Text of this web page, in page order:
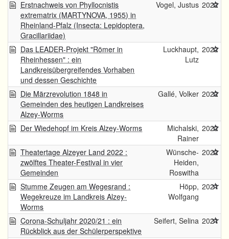
Erstnachweis von Phyllocnistis
extrematrix (MARTYNOVA, 1955) in
Rheinland-Pfalz (Insecta: Lepidoptera,
Gracillariidae)
Vogel, Justus 2022
Das LEADER-Projekt "Römer in
Rheinhessen" : ein
Landkreisübergreifendes Vorhaben
und dessen Geschichte
Luckhaupt,
Lutz
2022
Die Märzrevolution 1848 in
Gemeinden des heutigen Landkreises
Alzey-Worms
Gallé, Volker 2022
Der Wiedehopf im Kreis Alzey-Worms
Michalski,
Rainer
2022
Theatertage Alzeyer Land 2022 :
zwölftes Theater-Festival in vier
Gemeinden
Wünsche-
Heiden,
Roswitha
2022
Stumme Zeugen am Wegesrand :
Wegekreuze im Landkreis Alzey-
Worms
Höpp,
Wolfgang
2021
Corona-Schuljahr 2020/21 : ein
Rückblick aus der Schülerperspektive
Seifert, Selina 2021